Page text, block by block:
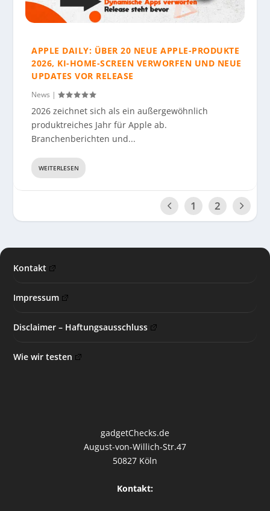
APPLE DAILY: ÜBER 20 NEUE APPLE-PRODUKTE
2026, KI-HOME-SCREEN VERWORFEN UND NEUE
UPDATES VOR RELEASE
News |
2026 zeichnet sich als ein außergewöhnlich
produktreiches Jahr für Apple ab.
Branchenberichten und...
WEITERLESEN
1 2
Kontakt
Impressum
Disclaimer – Haftungsausschluss
Wie wir testen
gadgetChecks.de
August-von-Willich-Str.47
50827 Köln
Kontakt: